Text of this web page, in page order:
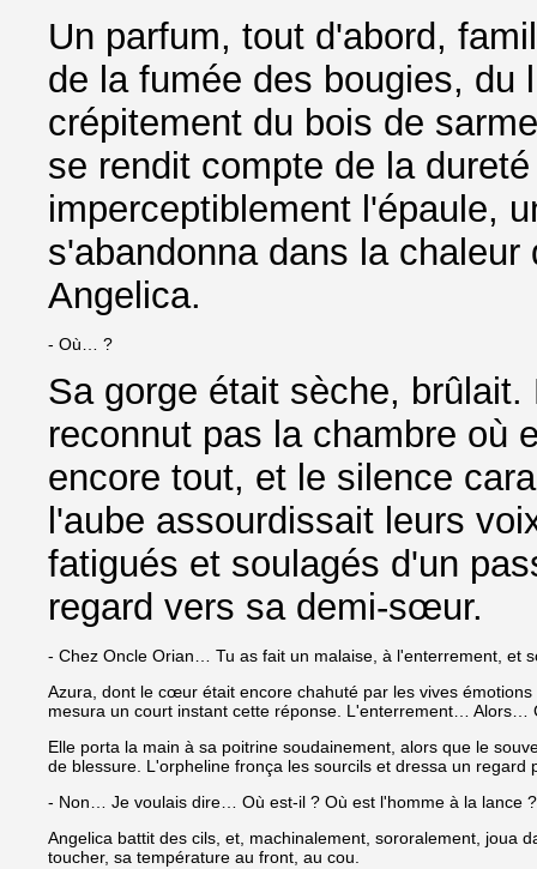
Un parfum, tout d'abord,
de la fumée des bougies, du
crépitement du bois de
se rendit compte de la
imperceptiblement l'épaule,
s'abandonna dans la
Angelica.
- Où… ?
Sa gorge était sèche,
reconnut pas la chambre où
encore tout, et le silence
l'aube assourdissait leurs
fatigués et soulagés d'un
regard vers sa demi-sœur.
- Chez Oncle Orian… Tu as fait un malaise, à l'enterrement, et
Azura, dont le cœur était encore chahuté par les vives
mesura un court instant cette réponse. L'enterrement…
Elle porta la main à sa poitrine soudainement, alors que le
de blessure. L'orpheline fronça les sourcils et dressa un
- Non… Je voulais dire… Où est-il ? Où est l'homme à la lance ?
Angelica battit des cils, et, machinalement, sororalement, joua
toucher, sa température au front, au cou.